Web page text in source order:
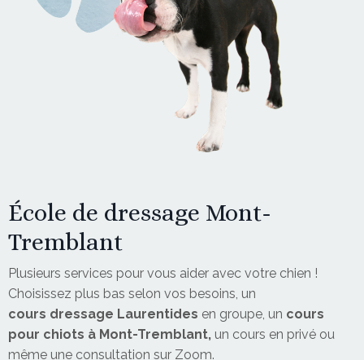
École de dressage Mont-
Tremblant
Plusieurs services pour vous aider avec votre chien !
Choisissez plus bas selon vos besoins, un
cours dressage Laurentides en groupe, un cours
pour chiots à Mont-Tremblant, un cours en privé ou
même une consultation sur Zoom.